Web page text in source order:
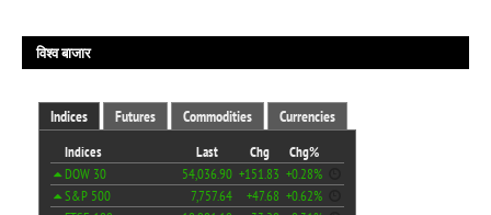
विश्व बाजार